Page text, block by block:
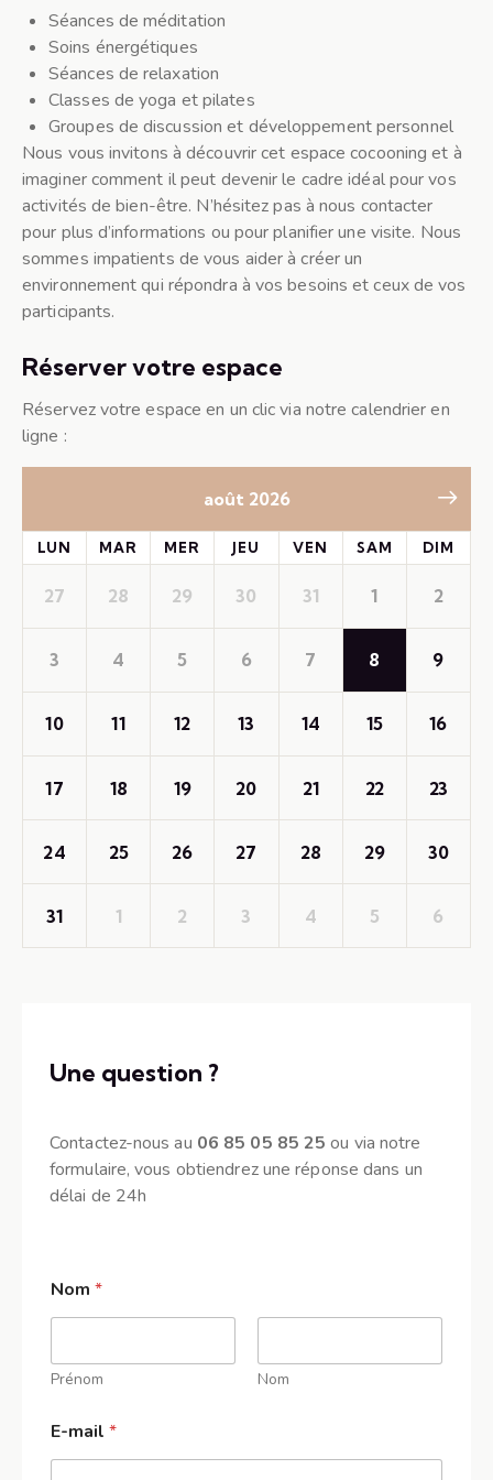
Séances de méditation
Soins énergétiques
Séances de relaxation
Classes de yoga et pilates
Groupes de discussion et développement personnel
Nous vous invitons à découvrir cet espace cocooning et à
imaginer comment il peut devenir le cadre idéal pour vos
activités de bien-être. N’hésitez pas à nous contacter
pour plus d’informations ou pour planifier une visite. Nous
sommes impatients de vous aider à créer un
environnement qui répondra à vos besoins et ceux de vos
participants.
Réserver votre espace
Réservez votre espace en un clic via notre calendrier en
ligne :
août 2026
LUN MAR MER JEU VEN SAM DIM
27 28 29 30 31 1 2
3 4 5 6 7 8 9
10 11 12 13 14 15 16
17 18 19 20 21 22 23
24 25 26 27 28 29 30
31 1 2 3 4 5 6
Une question ?
Contactez-nous au 06 85 05 85 25 ou via notre
formulaire, vous obtiendrez une réponse dans un
délai de 24h
Nom *
Prénom Nom
o
m
E-mail *